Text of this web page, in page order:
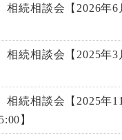
続相談会【2026年6
続相談会【2025年3
続相談会【2025年
】